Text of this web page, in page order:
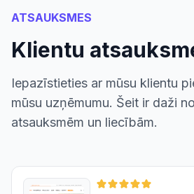
ATSAUKSMES
Klientu
Iepazīstieties ar mūsu klientu
mūsu uzņēmumu. Šeit ir daži
atsauksmēm un liecībām.